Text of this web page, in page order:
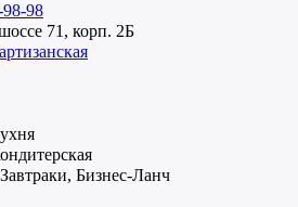
98
71, корп. 2Б
Завтраки, Бизнес-Ланч